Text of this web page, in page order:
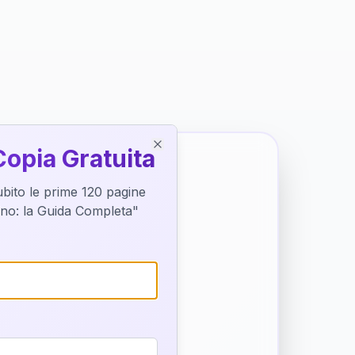
di
Gratuita
le prime 120 pagine
la Guida Completa"